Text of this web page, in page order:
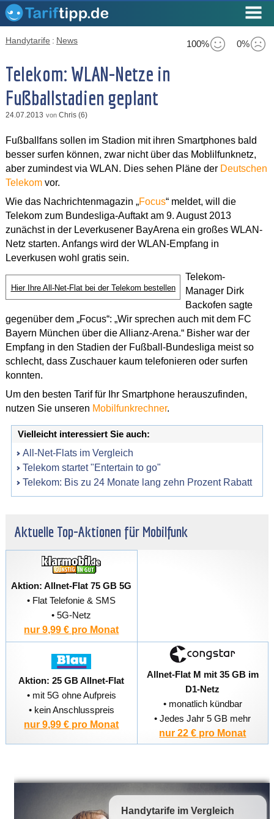
100% 0%
Handytarife : News
Telekom: WLAN-Netze in
Fußballstadien geplant
24.07.2013 von Chris (6)
Fußballfans sollen im Stadion mit ihren Smartphones bald
besser surfen können, zwar nicht über das Moblilfunknetz,
aber zumindest via WLAN. Dies sehen Pläne der Deutschen
Telekomvor.
Wie das Nachrichtenmagazin „Focus“ meldet, will die
Telekom zum Bundesliga-Auftakt am 9. August 2013
zunächst in der Leverkusener BayArena ein großes WLAN-
Netz starten. Anfangs wird der WLAN-Empfang in
Leverkusen wohl gratis sein.
Hier Ihre All-Net-Flat bei der Telekom bestellen
Telekom-
Manager Dirk
Backofen sagte
gegenüber dem „Focus“: „Wir sprechen auch mit dem FC
Bayern München über die Allianz-Arena.“ Bisher war der
Empfang in den Stadien der Fußball-Bundesliga meist so
schlecht, dass Zuschauer kaum telefonieren oder surfen
konnten.
Um den besten Tarif für Ihr Smartphone herauszufinden,
nutzen Sie unseren Mobilfunkrechner.
Vielleicht interessiert Sie auch:
All-Net-Flats im Vergleich
Telekom startet "Entertain to go"
Telekom: Bis zu 24 Monate lang zehn Prozent Rabatt
Aktuelle Top-Aktionen für Mobilfunk
Aktion: Allnet-Flat 75 GB 5G
• Flat Telefonie & SMS
• 5G-Netz
nur 9,99 € pro Monat
Aktion: 25 GB Allnet-Flat
• mit 5G ohne Aufpreis
• kein Anschlusspreis
nur 9,99 € pro Monat
Allnet-Flat M mit 35 GB im
D1-Netz
• monatlich kündbar
• Jedes Jahr 5 GB mehr
nur 22 € pro Monat
Handytarife im Vergleich